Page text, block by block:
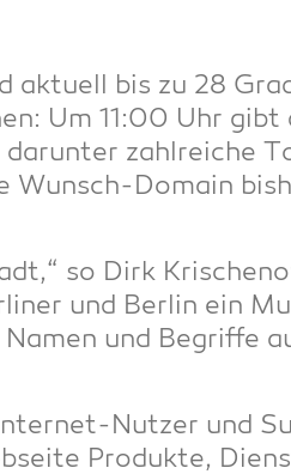
aktu­ell bis zu 28
Um 11:00 Uhr gibt
dar­un­ter zahl­rei­che
Domain
so Dirk
und Ber­lin ein
und Begrif­fe
Nut­zer und
Pro­duk­te,